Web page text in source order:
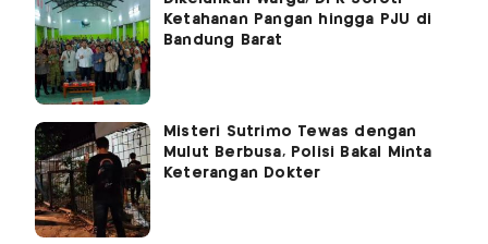
Ketahanan Pangan hingga PJU di
Bandung Barat
Misteri Sutrimo Tewas dengan
Mulut Berbusa, Polisi Bakal Minta
Keterangan Dokter